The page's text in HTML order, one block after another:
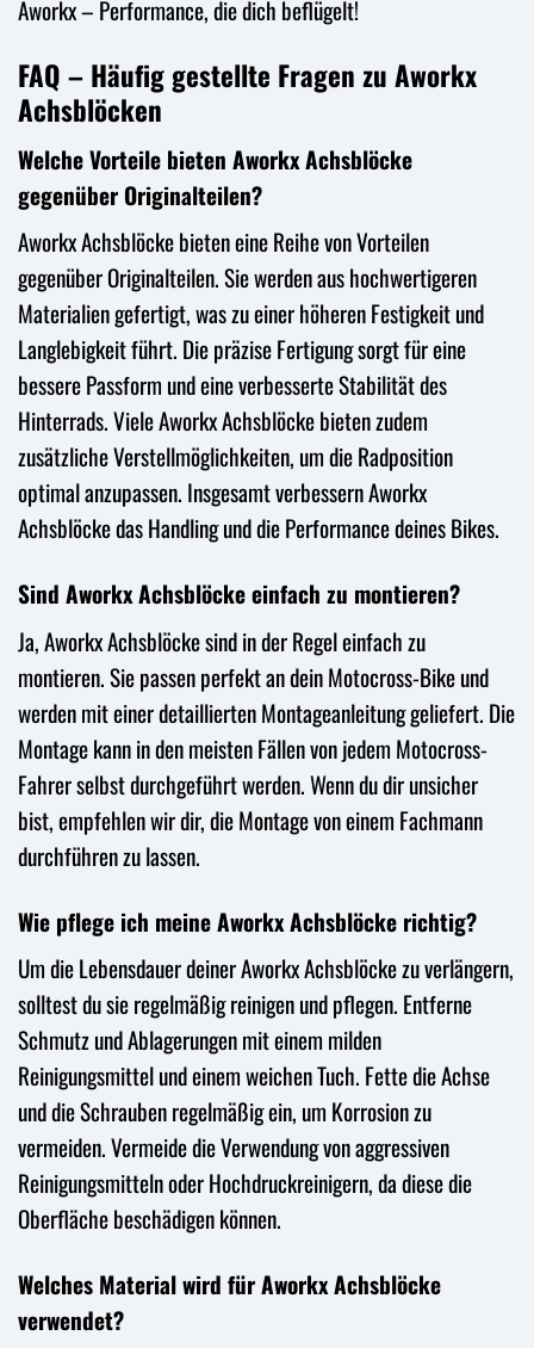
Aworkx – Performance, die dich beflügelt!
FAQ – Häufig gestellte Fragen zu Aworkx
Achsblöcken
Welche Vorteile bieten Aworkx Achsblöcke
gegenüber Originalteilen?
Aworkx Achsblöcke bieten eine Reihe von Vorteilen
gegenüber Originalteilen. Sie werden aus hochwertigeren
Materialien gefertigt, was zu einer höheren Festigkeit und
Langlebigkeit führt. Die präzise Fertigung sorgt für eine
bessere Passform und eine verbesserte Stabilität des
Hinterrads. Viele Aworkx Achsblöcke bieten zudem
zusätzliche Verstellmöglichkeiten, um die Radposition
optimal anzupassen. Insgesamt verbessern Aworkx
Achsblöcke das Handling und die Performance deines Bikes.
Sind Aworkx Achsblöcke einfach zu montieren?
Ja, Aworkx Achsblöcke sind in der Regel einfach zu
montieren. Sie passen perfekt an dein Motocross-Bike und
werden mit einer detaillierten Montageanleitung geliefert. Die
Montage kann in den meisten Fällen von jedem Motocross-
Fahrer selbst durchgeführt werden. Wenn du dir unsicher
bist, empfehlen wir dir, die Montage von einem Fachmann
durchführen zu lassen.
Wie pflege ich meine Aworkx Achsblöcke richtig?
Um die Lebensdauer deiner Aworkx Achsblöcke zu verlängern,
solltest du sie regelmäßig reinigen und pflegen. Entferne
Schmutz und Ablagerungen mit einem milden
Reinigungsmittel und einem weichen Tuch. Fette die Achse
und die Schrauben regelmäßig ein, um Korrosion zu
vermeiden. Vermeide die Verwendung von aggressiven
Reinigungsmitteln oder Hochdruckreinigern, da diese die
Oberfläche beschädigen können.
Welches Material wird für Aworkx Achsblöcke
verwendet?